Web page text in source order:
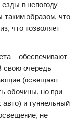
в непогоду
таким образом, что
что позволяет
– обеспечивают
свою очередь
(освещают
обочины, но при
авто) и туннельный
не